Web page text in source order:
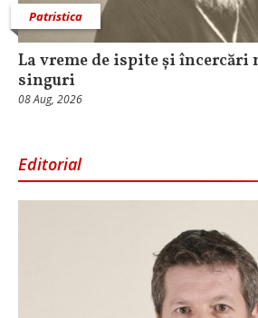
Patristica
La vreme de ispite și încercări
singuri
08 Aug, 2026
Editorial